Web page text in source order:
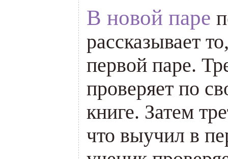
В новой паре
рассказывает
первой паре.
проверяет по
книге. Затем
что выучил в